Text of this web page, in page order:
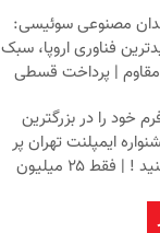
مصنوعی سوئیسی:
فناوری اروپا، سبک
| پرداخت قسطی
خود را در بزرگترین
ایمپلنت تهران پر
! | فقط ۲۵ میلیون